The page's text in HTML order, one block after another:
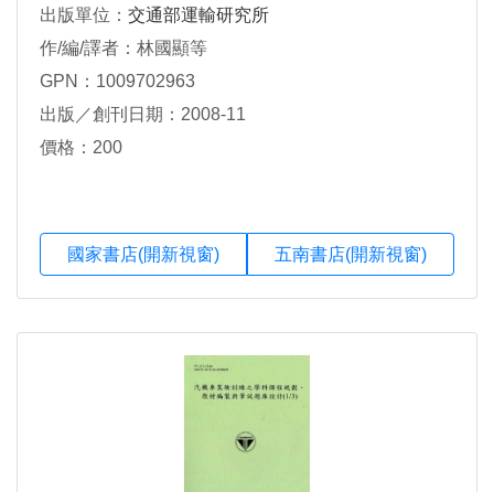
出版單位： 交通部運輸研究所
作/編/譯者：林國顯等
GPN：1009702963
出版／創刊日期：2008-11
價格：200
國家書店(開新視窗) 五南書店(開新視窗)